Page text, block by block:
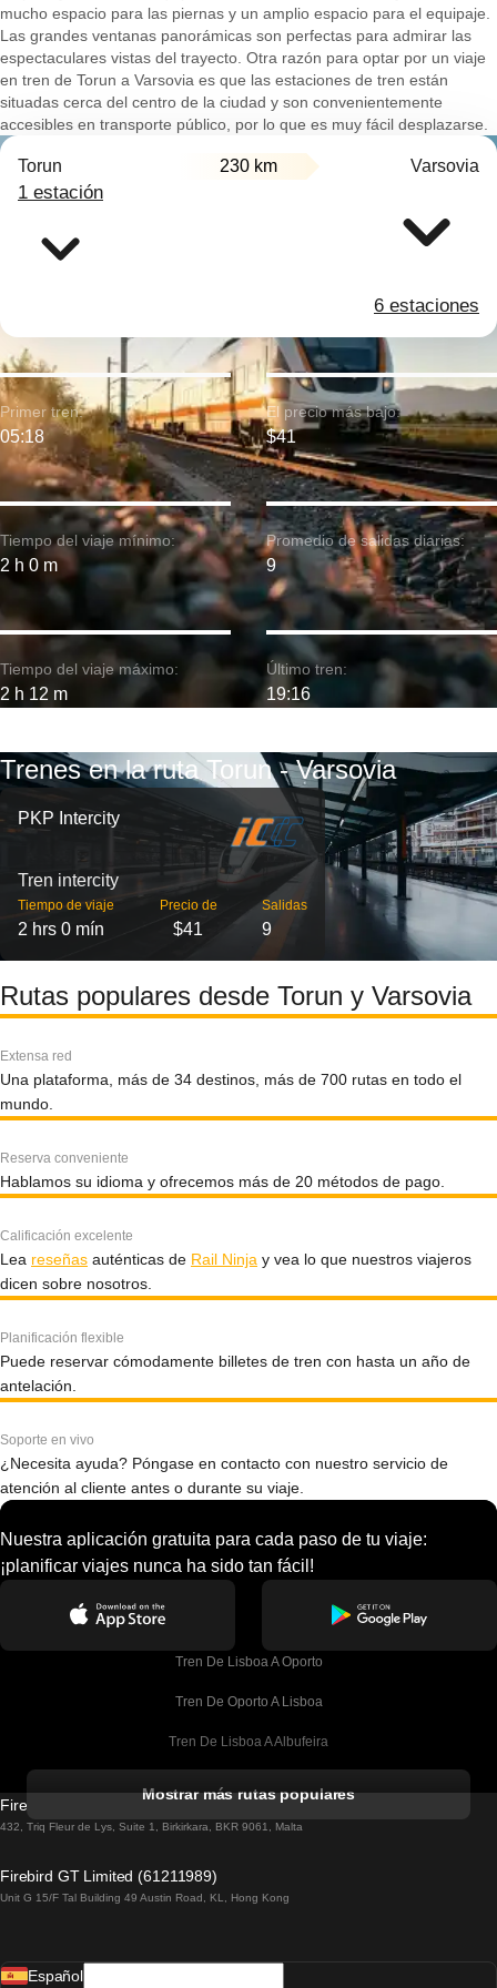
mucho espacio para las piernas y un amplio espacio para el equipaje.
Las grandes ventanas panorámicas son perfectas para admirar las
espectaculares vistas del trayecto. Otra razón para optar por un viaje
en tren de Torun a Varsovia es que las estaciones de tren están
situadas cerca del centro de la ciudad y son convenientemente
accesibles en transporte público, por lo que es muy fácil desplazarse.
Torun 230 km Varsovia
1 estación
6 estaciones
Tiempo del viaje mínimo:
2 h 0 m
Primer tren:
05:18
Tiempo del viaje máximo:
2 h 12 m
El precio más bajo:
$41
Promedio de salidas diarias:
9
Último tren:
19:16
Trenes en la ruta Torun - Varsovia
PKP Intercity
Tren intercity
Tiempo de viaje
2 hrs 0 mín
Precio de
$41
Salidas
9
Rutas populares desde Torun y Varsovia
Extensa red
Una plataforma, más de 34 destinos, más de 700 rutas en todo el
mundo.
Reserva conveniente
Hablamos su idioma y ofrecemos más de 20 métodos de pago.
Calificación excelente
Lea reseñas auténticas de Rail Ninja y vea lo que nuestros viajeros
dicen sobre nosotros.
Planificación flexible
Puede reservar cómodamente billetes de tren con hasta un año de
antelación.
Soporte en vivo
¿Necesita ayuda? Póngase en contacto con nuestro servicio de
atención al cliente antes o durante su viaje.
Nuestra aplicación gratuita para cada paso de tu viaje:
¡planificar viajes nunca ha sido tan fácil!
Tren De Lisboa A Oporto
Tren De Oporto A Lisboa
Tren De Lisboa A Albufeira
Tren De Lisboa A Lagos
Tren De Lisboa A Madrid
Mostrar más rutas populares
Firebird GT Limited (OC 1451)
432, Triq Fleur de Lys, Suite 1, Birkirkara, BKR 9061, Malta
Firebird GT Limited (61211989)
Unit G 15/F Tal Building 49 Austin Road, KL, Hong Kong
Español